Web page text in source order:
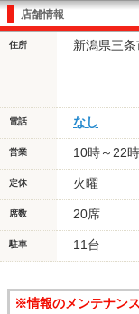
店舗情報
住所 新潟県三
電話 なし
営業 10時～22
定休 火曜
席数 20席
駐車 11台
※情報のメンテナン